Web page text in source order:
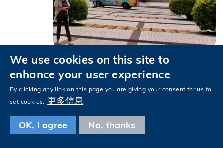
2015
教资会「2014研究评审工作」评价显示
科大研究达「世界领先水平」成绩称冠。
We use cookies on this site to
enhance your user experience
By clicking any link on this page you are giving your consent for us to
set cookies. 更多信息
OK, I agree No, thanks